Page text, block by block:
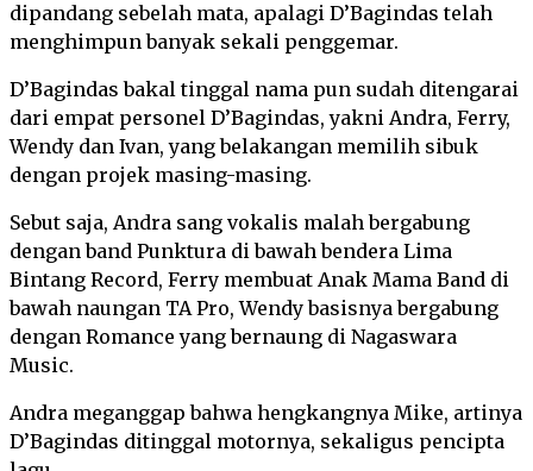
dipandang sebelah mata, apalagi D’Bagindas telah
menghimpun banyak sekali penggemar.
D’Bagindas bakal tinggal nama pun sudah ditengarai
dari empat personel D’Bagindas, yakni Andra, Ferry,
Wendy dan Ivan, yang belakangan memilih sibuk
dengan projek masing-masing.
Sebut saja, Andra sang vokalis malah bergabung
dengan band Punktura di bawah bendera Lima
Bintang Record, Ferry membuat Anak Mama Band di
bawah naungan TA Pro, Wendy basisnya bergabung
dengan Romance yang bernaung di Nagaswara
Music.
Andra meganggap bahwa hengkangnya Mike, artinya
D’Bagindas ditinggal motornya, sekaligus pencipta